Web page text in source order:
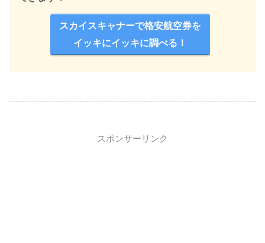
スカイスキャナーで格安航空券を
イッキにイッキに調べる！
スポンサーリンク